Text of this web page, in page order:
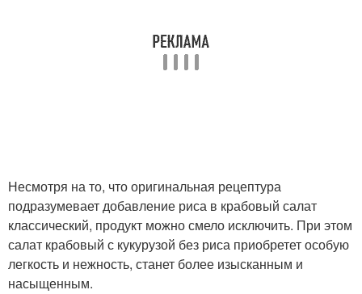
Несмотря на то, что оригинальная рецептура
подразумевает добавление риса в крабовый салат
классический, продукт можно смело исключить. При этом
салат крабовый с кукурузой без риса приобретет особую
легкость и нежность, станет более изысканным и
насыщенным.